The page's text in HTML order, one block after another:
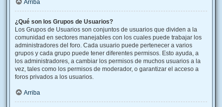
Arriba
¿Qué son los Grupos de Usuarios?
Los Grupos de Usuarios son conjuntos de usuarios que dividen a la
comunidad en sectores manejables con los cuales puede trabajar los
administradores del foro. Cada usuario puede pertenecer a varios
grupos y cada grupo puede tener diferentes permisos. Esto ayuda, a
los administradores, a cambiar los permisos de muchos usuarios a la
vez, tales como los permisos de moderador, o garantizar el acceso a
foros privados a los usuarios.
Arriba